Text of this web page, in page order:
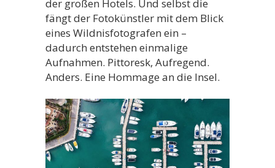
der großen Hotels. Und selbst die
fängt der Fotokünstler mit dem Blick
eines Wildnisfotografen ein –
dadurch entstehen einmalige
Aufnahmen. Pittoresk, Aufregend.
Anders. Eine Hommage an die Insel.